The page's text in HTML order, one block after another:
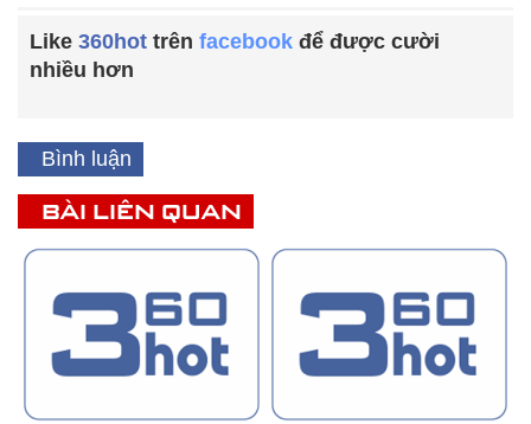
Like 360hot trên facebook để được cười
nhiều hơn
Bình luận
BÀI LIÊN QUAN